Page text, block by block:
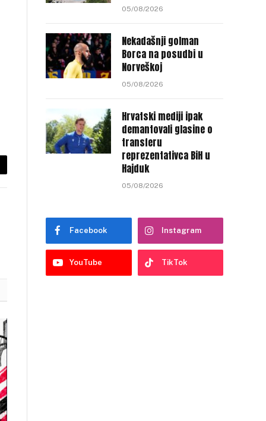
05/08/2026
Nekadašnji golman
Borca na posudbi u
Norveškoj
05/08/2026
Hrvatski mediji ipak
demantovali glasine o
transferu
reprezentativca BiH u
Hajduk
05/08/2026
Facebook Instagram
YouTube TikTok